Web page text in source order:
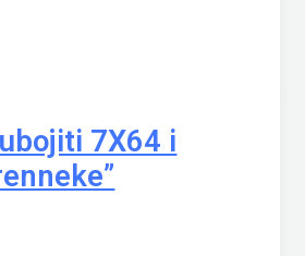
7X64 i